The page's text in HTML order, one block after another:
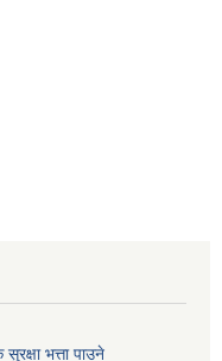
भत्ता पाउने